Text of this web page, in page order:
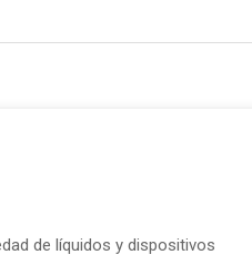
de líquidos y dispositivos